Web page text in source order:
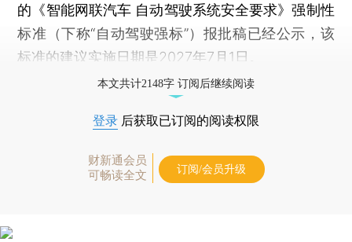
的《智能网联汽车 自动驾驶系统安全要求》强制性
标准（下称“自动驾驶强标”）报批稿已经公示，该
标准的建议实施日期是2027年7月1日。
本文共计2148字 订阅后继续阅读
登录 后获取已订阅的阅读权限
财新通会员
可畅读全文
订阅/会员升级